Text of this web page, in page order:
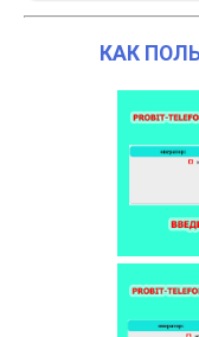
КАК